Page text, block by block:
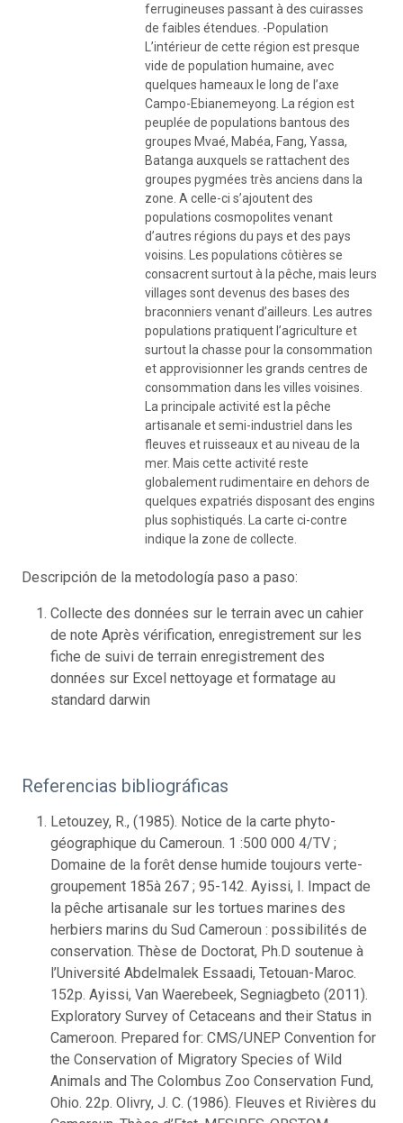
ferrugineuses passant à des cuirasses
de faibles étendues. -Population
L’intérieur de cette région est presque
vide de population humaine, avec
quelques hameaux le long de l’axe
Campo-Ebianemeyong. La région est
peuplée de populations bantous des
groupes Mvaé, Mabéa, Fang, Yassa,
Batanga auxquels se rattachent des
groupes pygmées très anciens dans la
zone. A celle-ci s’ajoutent des
populations cosmopolites venant
d’autres régions du pays et des pays
voisins. Les populations côtières se
consacrent surtout à la pêche, mais leurs
villages sont devenus des bases des
braconniers venant d’ailleurs. Les autres
populations pratiquent l’agriculture et
surtout la chasse pour la consommation
et approvisionner les grands centres de
consommation dans les villes voisines.
La principale activité est la pêche
artisanale et semi-industriel dans les
fleuves et ruisseaux et au niveau de la
mer. Mais cette activité reste
globalement rudimentaire en dehors de
quelques expatriés disposant des engins
plus sophistiqués. La carte ci-contre
indique la zone de collecte.
Descripción de la metodología paso a paso:
Collecte des données sur le terrain avec un cahier
de note Après vérification, enregistrement sur les
fiche de suivi de terrain enregistrement des
données sur Excel nettoyage et formatage au
standard darwin
Referencias bibliográficas
Letouzey, R., (1985). Notice de la carte phyto-
géographique du Cameroun. 1 :500 000 4/TV ;
Domaine de la forêt dense humide toujours verte-
groupement 185à 267 ; 95-142. Ayissi, I. Impact de
la pêche artisanale sur les tortues marines des
herbiers marins du Sud Cameroun : possibilités de
conservation. Thèse de Doctorat, Ph.D soutenue à
l’Université Abdelmalek Essaadi, Tetouan-Maroc.
152p. Ayissi, Van Waerebeek, Segniagbeto (2011).
Exploratory Survey of Cetaceans and their Status in
Cameroon. Prepared for: CMS/UNEP Convention for
the Conservation of Migratory Species of Wild
Animals and The Colombus Zoo Conservation Fund,
Ohio. 22p. Olivry, J. C. (1986). Fleuves et Rivières du